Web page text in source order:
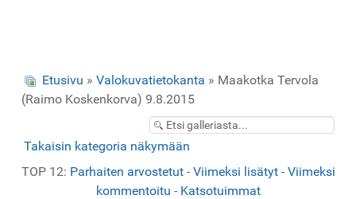
Etusivu » Valokuvatietokanta » Maakotka Tervola
(Raimo Koskenkorva) 9.8.2015
Takaisin kategoria näkymään
TOP 12: Parhaiten arvostetut- Viimeksi lisätyt- Viimeksi
kommentoitu - Katsotuimmat